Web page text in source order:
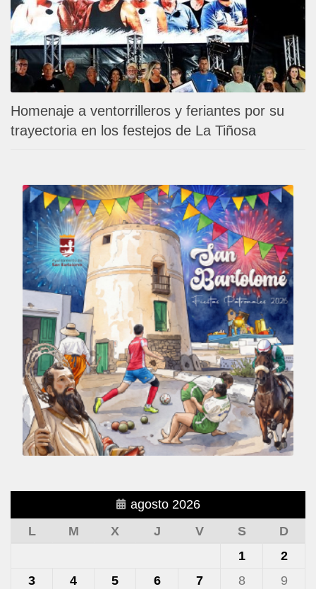
Homenaje a ventorrilleros y feriantes por su
trayectoria en los festejos de La Tiñosa
agosto 2026
L
M X J V S
D
1
2
3
4 5 6 7 8
9